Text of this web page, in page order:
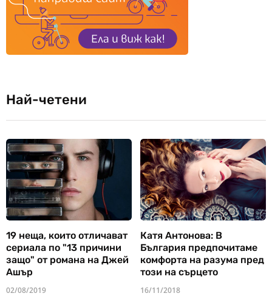
Най-четени
19 неща, които отличават
сериала по "13 причини
защо" от романа на Джей
Ашър
02/08/2019
Катя Антонова: В
България предпочитаме
комфорта на разума пред
този на сърцето
16/11/2018